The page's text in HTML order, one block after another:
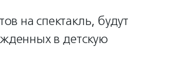
на спектакль, будут
в детскую